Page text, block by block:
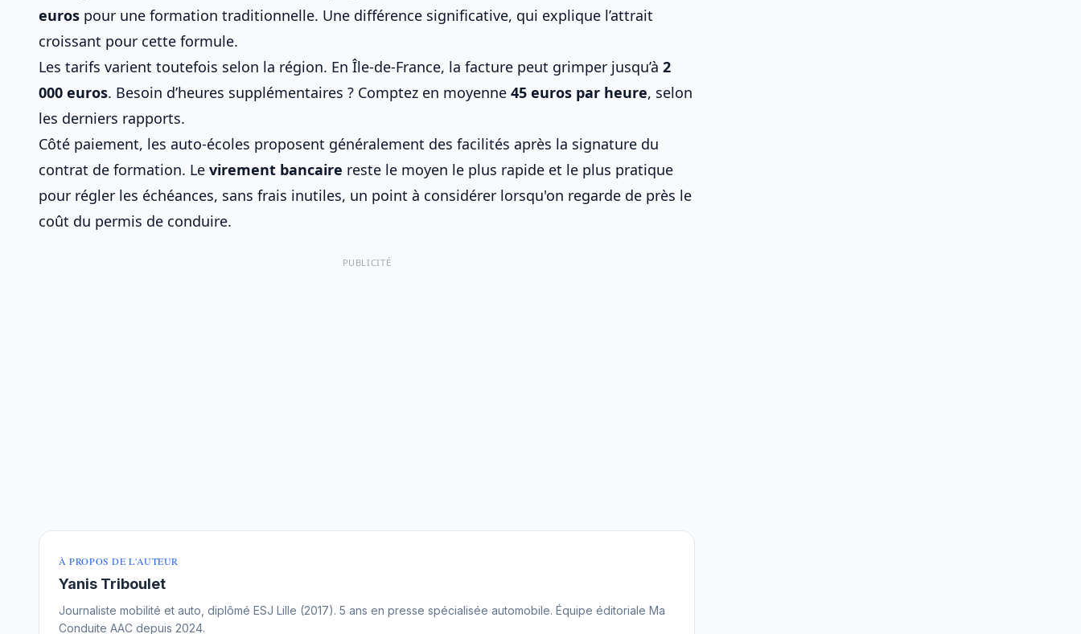
euros pour une formation traditionnelle. Une différence significative, qui explique l’attrait
croissant pour cette formule.
Les tarifs varient toutefois selon la région. En Île-de-France, la facture peut grimper jusqu’à 2
000 euros. Besoin d’heures supplémentaires ? Comptez en moyenne 45 euros par heure, selon
les derniers rapports.
Côté paiement, les auto-écoles proposent généralement des facilités après la signature du
contrat de formation. Le virement bancaire reste le moyen le plus rapide et le plus pratique
pour régler les échéances, sans frais inutiles, un point à considérer lorsqu'on regarde de près le
coût du permis de conduire.
PUBLICITÉ
À PROPOS DE L'AUTEUR
Yanis Triboulet
Journaliste mobilité et auto, diplômé ESJ Lille (2017). 5 ans en presse spécialisée automobile. Équipe éditoriale Ma
Conduite AAC depuis 2024.